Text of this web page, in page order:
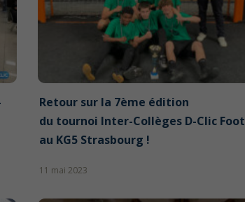
Retour sur la 7ème édition
du tournoi Inter-Collèges D-Clic Foot
au KG5 Strasbourg !
11 mai 2023